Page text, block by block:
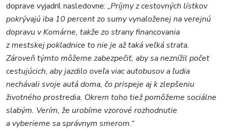
doprave vyjadril nasledovne: „Príjmy z cestovných lístkov
pokrývajú iba 10 percent zo sumy vynaloženej na verejnú
dopravu v Komárne, takže zo strany financovania
z mestskej pokladnice to nie je až taká veľká strata.
Zároveň týmto môžeme zabezpečiť, aby sa neznížil počet
cestujúcich, aby jazdilo oveľa viac autobusov a ľudia
nechávali svoje autá doma, čo prispeje aj k zlepšeniu
životného prostredia. Okrem toho tiež pomôžeme sociálne
slabým. Verím, že urobíme vzorové rozhodnutie
a vyberieme sa správnym smerom.“